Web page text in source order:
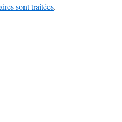
sont traitées.